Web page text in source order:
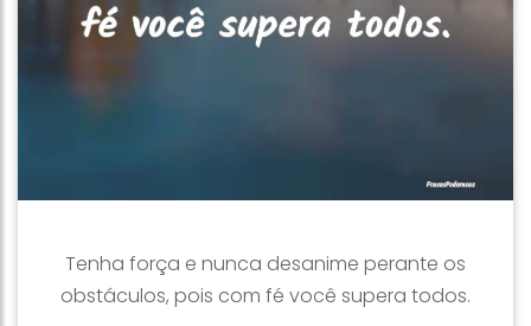
Tenha força e nunca desanime perante os
obstáculos, pois com fé você supera todos.